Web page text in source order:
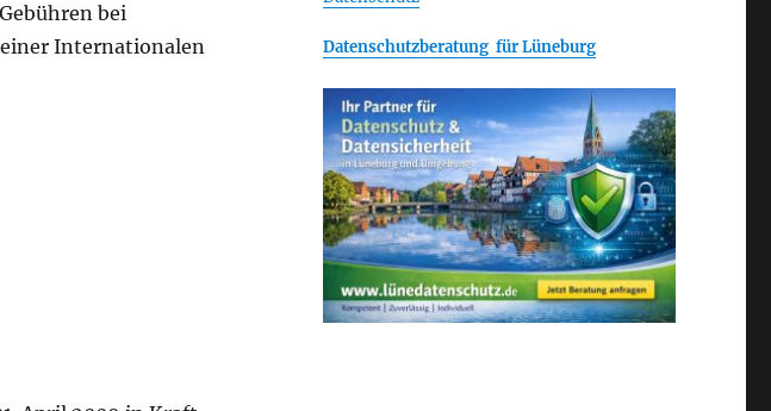
bei
einer Internationalen
Datenschutzberatung für Lüneburg